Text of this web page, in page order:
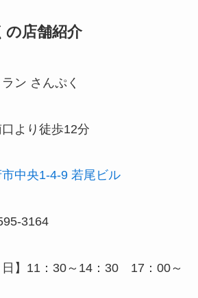
の店舗紹介
ン さんぷく
より徒歩12分
中央1-4-9 若尾ビル
3164
】11：30～14：30 17：00～